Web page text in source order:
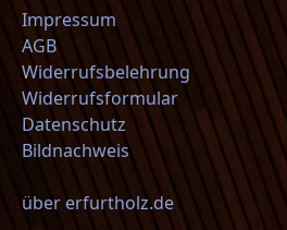
Impressum
AGB
Widerrufsbelehrung
Widerrufsformular
Datenschutz
Bildnachweis
über erfurtholz.de